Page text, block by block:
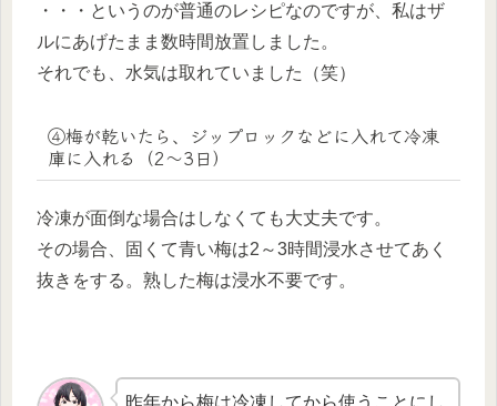
・・・というのが普通のレシピなのですが、私はザ
ルにあげたまま数時間放置しました。
それでも、水気は取れていました（笑）
④梅が乾いたら、ジップロックなどに入れて冷凍
庫に入れる（2～3日）
冷凍が面倒な場合はしなくても大丈夫です。
その場合、固くて青い梅は2～3時間浸水させてあく
抜きをする。熟した梅は浸水不要です。
昨年から梅は冷凍してから使うことにし